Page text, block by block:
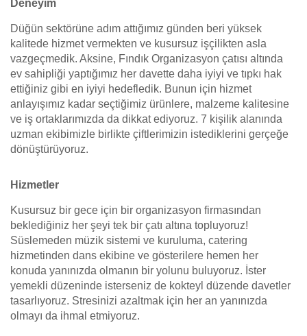
Deneyim
Düğün sektörüne adım attığımız günden beri yüksek
kalitede hizmet vermekten ve kusursuz işçilikten asla
vazgeçmedik. Aksine, Fındık Organizasyon çatısı altında
ev sahipliği yaptığımız her davette daha iyiyi ve tıpkı hak
ettiğiniz gibi en iyiyi hedefledik. Bunun için hizmet
anlayışımız kadar seçtiğimiz ürünlere, malzeme kalitesine
ve iş ortaklarımızda da dikkat ediyoruz. 7 kişilik alanında
uzman ekibimizle birlikte çiftlerimizin istediklerini gerçeğe
dönüştürüyoruz.
Hizmetler
Kusursuz bir gece için bir organizasyon firmasından
beklediğiniz her şeyi tek bir çatı altına topluyoruz!
Süslemeden müzik sistemi ve kuruluma, catering
hizmetinden dans ekibine ve gösterilere hemen her
konuda yanınızda olmanın bir yolunu buluyoruz. İster
yemekli düzeninde isterseniz de kokteyl düzende davetler
tasarlıyoruz. Stresinizi azaltmak için her an yanınızda
olmayı da ihmal etmiyoruz.